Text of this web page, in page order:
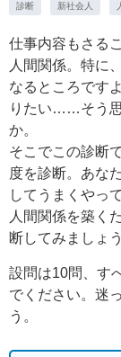
診断 新社会人
仕事内容もさる
人間関係。特に
なるところです
りたい……そう思
か。
そこでこの診断
度を診断。あな
してうまくやっ
人間関係を築く
断してみましょう
設問は10問、す
でください。迷
う。